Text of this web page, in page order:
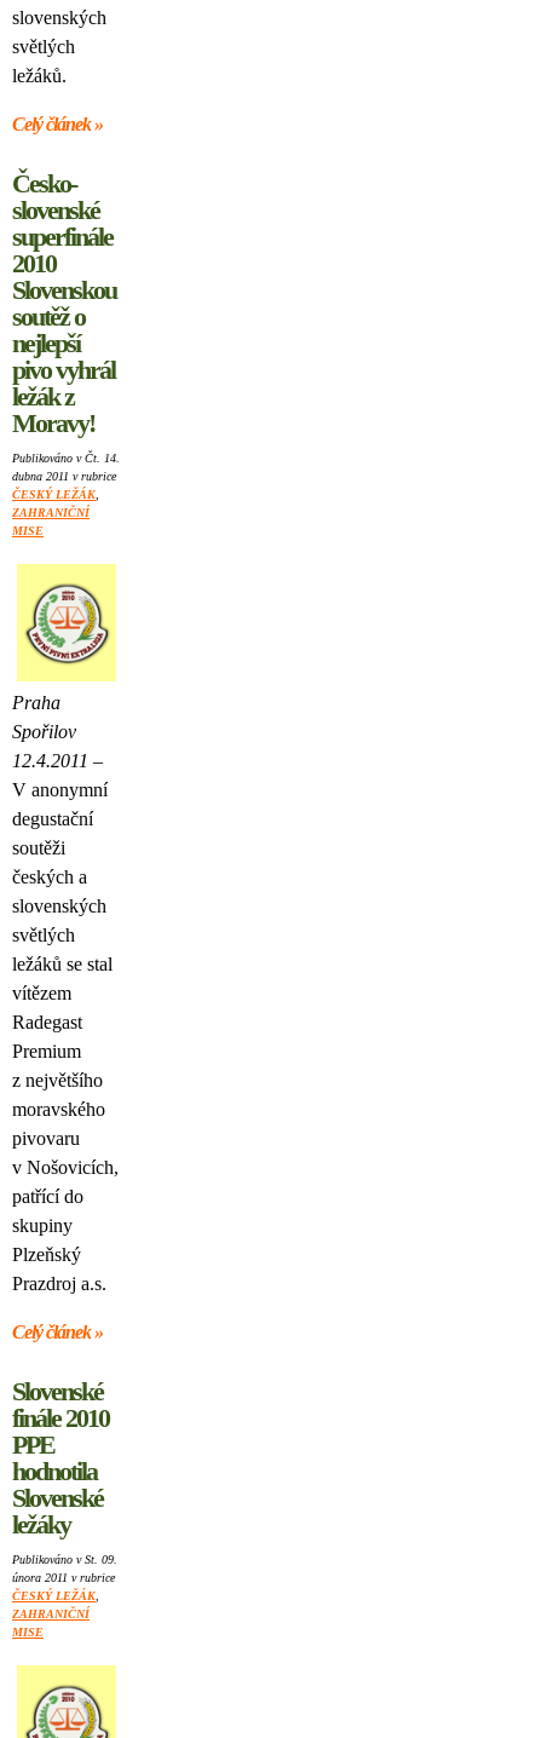
slovenských
světlých
ležáků.
Celý článek »
Česko-
slovenské
superfinále
2010
Slovenskou
soutěž o
nejlepší
pivo vyhrál
ležák z
Moravy!
Publikováno v Čt. 14.
dubna 2011 v rubrice
ČESKÝ LEŽÁK
ZAHRANIČNÍ
MISE
Praha
Spořilov
12.4.2011 –
V anonymní
degustační
soutěži
českých a
slovenských
světlých
ležáků se stal
vítězem
Radegast
Premium
z největšího
moravského
pivovaru
v Nošovicích,
patřící do
skupiny
Plzeňský
Prazdroj a.s.
Celý článek »
Slovenské
finále 2010
PPE
hodnotila
Slovenské
ležáky
Publikováno v St. 09.
února 2011 v rubrice
ČESKÝ LEŽÁK
ZAHRANIČNÍ
MISE